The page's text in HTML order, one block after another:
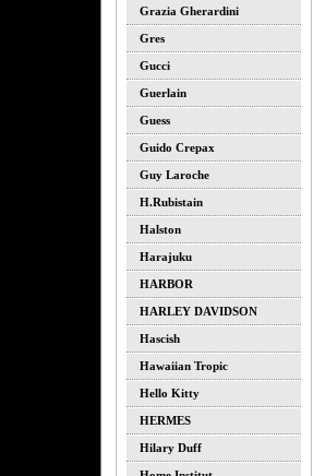
Grazia Gherardini
Gres
Gucci
Guerlain
Guess
Guido Crepax
Guy Laroche
H.rubistain
Halston
Harajuku
HARBOR
HARLEY DAVIDSON
Hascish
Hawaiian Tropic
Hello Kitty
HERMES
Hilary Duff